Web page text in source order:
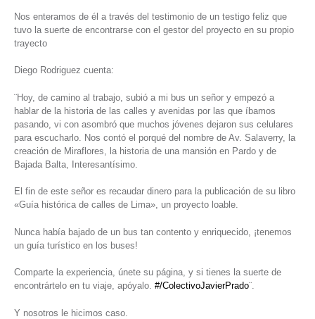
Nos enteramos de él a través del testimonio de un testigo feliz que
tuvo la suerte de encontrarse con el gestor del proyecto en su propio
trayecto
Diego Rodriguez cuenta:
¨Hoy, de camino al trabajo, subió a mi bus un señor y empezó a
hablar de la historia de las calles y avenidas por las que íbamos
pasando, vi con asombró que muchos jóvenes dejaron sus celulares
para escucharlo. Nos contó el porqué del nombre de Av. Salaverry, la
creación de Miraflores, la historia de una mansión en Pardo y de
Bajada Balta, Interesantísimo.
El fin de este señor es recaudar dinero para la publicación de su libro
«Guía histórica de calles de Lima», un proyecto loable.
Nunca había bajado de un bus tan contento y enriquecido, ¡tenemos
un guía turístico en los buses!
Comparte la experiencia, únete su página, y si tienes la suerte de
encontrártelo en tu viaje, apóyalo. #/ColectivoJavierPrado¨.
Y nosotros le hicimos caso.